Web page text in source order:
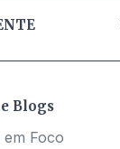
Blogs
em Foco